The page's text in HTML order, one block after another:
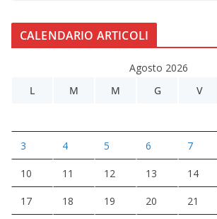
CALENDARIO ARTICOLI
Agosto 2026
L
M M G V
3 4 5 6 7
10 11 12 13 14
17 18 19 20 21